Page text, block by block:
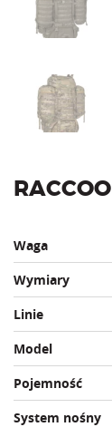
Waga
Wymiary
Linie
Model
Pojemność
System nośny